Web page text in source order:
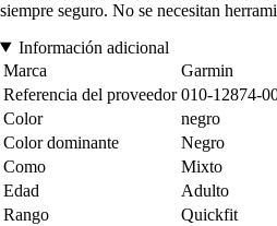
siempre seguro. No se necesitan
Información adicional
Marca
Garmin
Referencia del proveedor 010-12874-
Color
negro
Color dominante
Negro
Como
Mixto
Edad
Adulto
Rango
Quickfit